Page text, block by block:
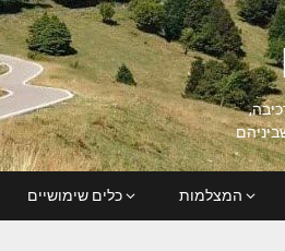
המצלמות כלים שימושיים